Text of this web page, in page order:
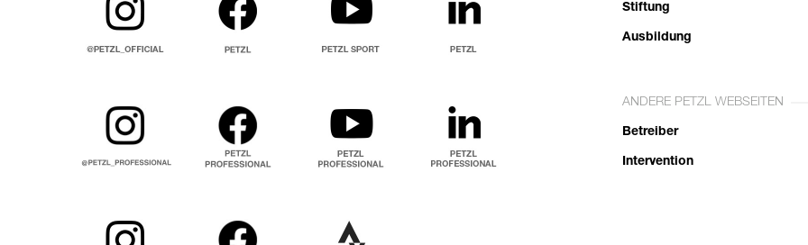
Stiftung
Ausbildung
ANDERE PETZL WEBSEITEN
Betreiber
Intervention